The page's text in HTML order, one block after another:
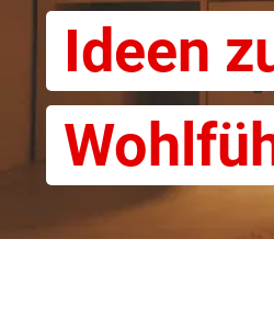
Ideen